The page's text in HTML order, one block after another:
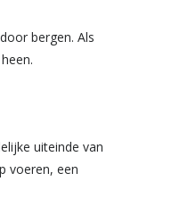
bergen. Als
uiteinde van
voeren, een